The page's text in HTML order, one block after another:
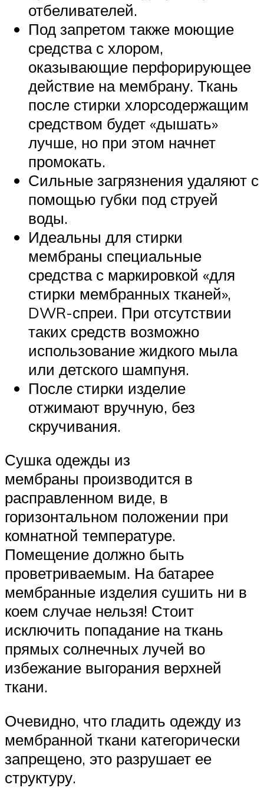
отбеливателей.
Под запретом также моющие
средства с хлором,
оказывающие перфорирующее
действие на мембрану. Ткань
после стирки хлорсодержащим
средством будет «дышать»
лучше, но при этом начнет
промокать.
Сильные загрязнения удаляют с
помощью губки под струей
воды.
Идеальны для стирки
мембраны специальные
средства с маркировкой «для
стирки мембранных тканей»,
DWR-спреи. При отсутствии
таких средств возможно
использование жидкого мыла
или детского шампуня.
После стирки изделие
отжимают вручную, без
скручивания.
Сушка одежды из
мембраны производится в
расправленном виде, в
горизонтальном положении при
комнатной температуре.
Помещение должно быть
проветриваемым. На батарее
мембранные изделия сушить ни в
коем случае нельзя! Стоит
исключить попадание на ткань
прямых солнечных лучей во
избежание выгорания верхней
ткани.
Очевидно, что гладить одежду из
мембранной ткани категорически
запрещено, это разрушает ее
структуру.